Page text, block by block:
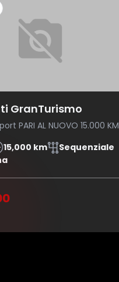
GranTurismo
PARI AL NUOVO 15.000 KM
15,000 km
Sequenziale